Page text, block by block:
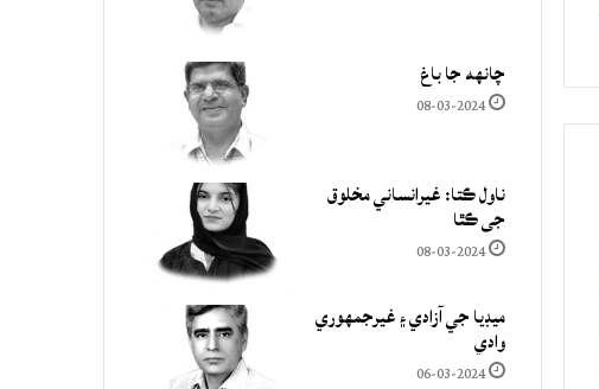
چانهه جا باغ
08-03-2024
ناول ڪتا: غيرانساني مخلوق
جي ڪٿا
08-03-2024
ميڊيا جي آزادي ۽ غيرجمھوري
وادي
06-03-2024